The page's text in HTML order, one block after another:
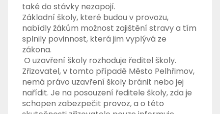
také do stávky nezapojí.
Základní školy, které budou v provozu,
nabídly žákům možnost zajištění stravy a tím
splnily povinnost, která jim vyplývá ze
zákona.
O uzavření školy rozhoduje ředitel školy.
Zřizovatel, v tomto případě Město Pelhřimov,
nemá právo uzavření školy bránit nebo jej
nařídit. Je na posouzení ředitele školy, zda je
schopen zabezpečit provoz, a o této